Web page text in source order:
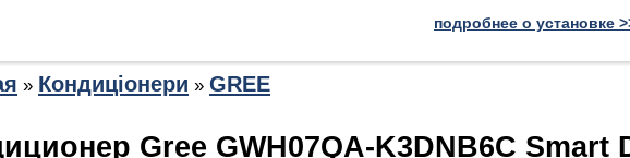
подробнее о установке
» Кондиціонери » GREE
Gree GWH07QA-K3DNB6C Smart